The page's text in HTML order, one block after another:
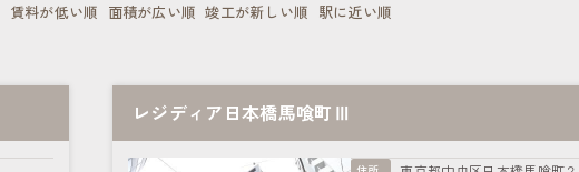
賃料が低い順 面積が広い順 竣工が新しい順 駅に近い順
レジディア日本橋馬喰町Ⅲ